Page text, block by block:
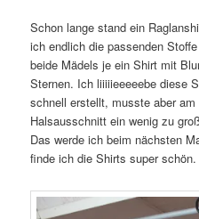
Schon lange stand ein
ich endlich die passenden
beide Mädels je ein Shirt mit
Sternen. Ich liiiiieeeeebe diese
schnell erstellt, musste aber
Halsausschnitt ein wenig zu
Das werde ich beim nächsten
finde ich die Shirts super